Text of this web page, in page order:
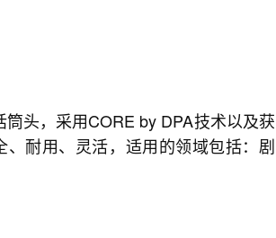
头，采用CORE by DPA技术以及获
耐用、灵活，适用的领域包括：剧